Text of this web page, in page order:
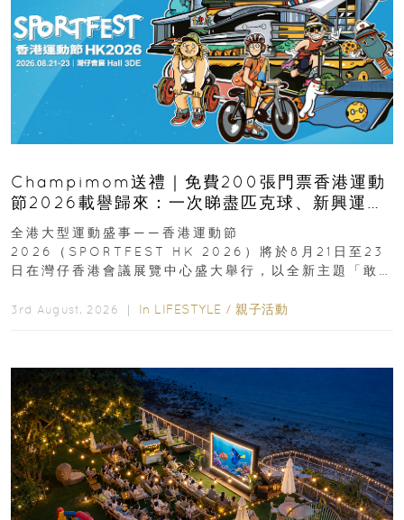
Champimom送禮｜免費200張門票香港運動
節2026載譽歸來：一次睇盡匹克球、新興運
動、街舞比賽＋逾百運動品牌展覽
全港大型運動盛事——香港運動節
2026（SPORTFEST HK 2026）將於8月21日至23
日在灣仔香港會議展覽中心盛大舉行，以全新主題「敢
3rd August, 2026 ｜ In LIFESTYLE / 親子活動